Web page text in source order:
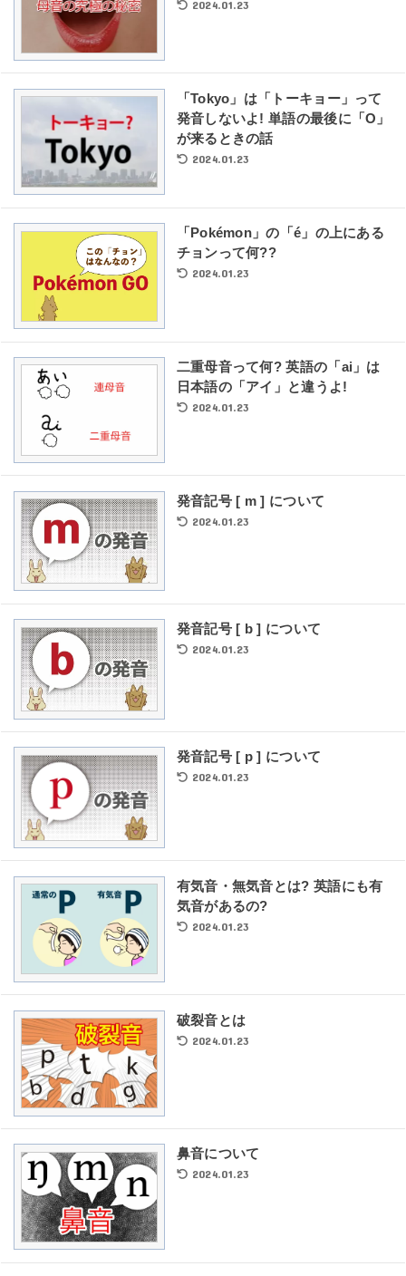
2024.01.23
「Tokyo」は「トーキョー」って
発音しないよ! 単語の最後に「O」
が来るときの話
2024.01.23
「Pokémon」の「é」の上にある
チョンって何??
2024.01.23
二重母音って何? 英語の「ai」は
日本語の「アイ」と違うよ!
2024.01.23
発音記号 [ m ] について
2024.01.23
発音記号 [ b ] について
2024.01.23
発音記号 [ p ] について
2024.01.23
有気音・無気音とは? 英語にも有
気音があるの?
2024.01.23
破裂音とは
2024.01.23
鼻音について
2024.01.23